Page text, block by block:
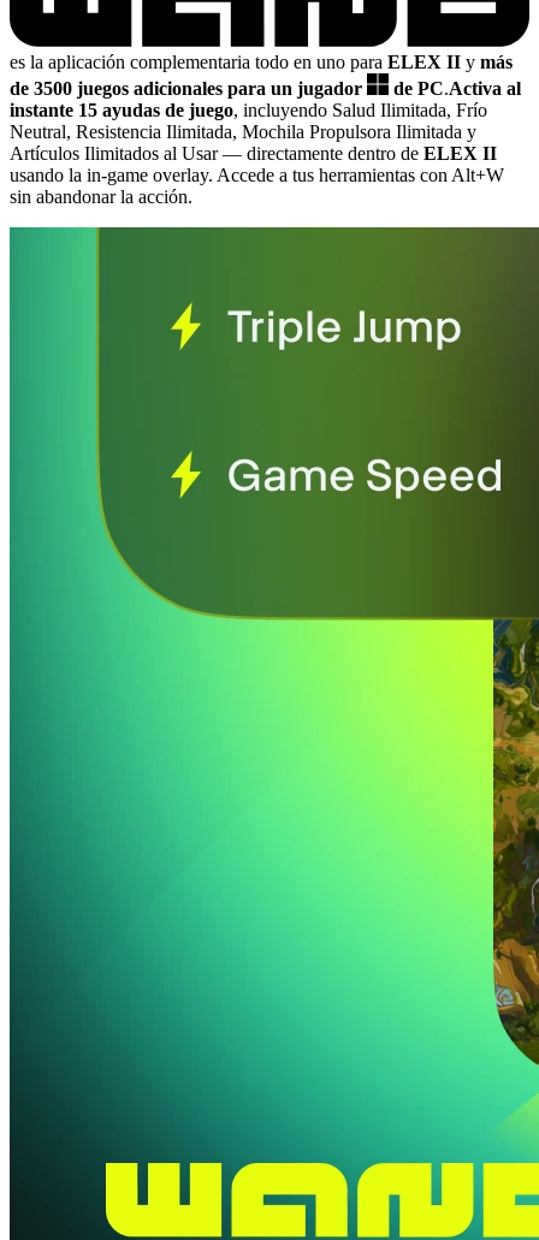
es la aplicación complementaria todo en uno para ELEX II y más
de 3500 juegos adicionales para un jugador
de PC.Activa al
instante 15 ayudas de juego, incluyendo Salud Ilimitada, Frío
Neutral, Resistencia Ilimitada, Mochila Propulsora Ilimitada y
Artículos Ilimitados al Usar— directamente dentro de ELEX II
usando la in-game overlay. Accede a tus herramientas con Alt+W
sin abandonar la acción.